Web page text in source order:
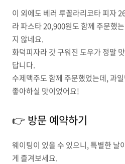
이 외에도 베러 루꼴라리코타 피자
라 파스타 20,900원도 함께 주문했
지 않네요.
화덕피자라 갓 구워진 도우가 정말
답니다.
수제맥주도 함께 주문했었는데, 과
좋아하실 맛이었어요!
👉 방문 예약하기
웨이팅이 있을 수 있으니, 특별한 날
게 즐겨보세요.